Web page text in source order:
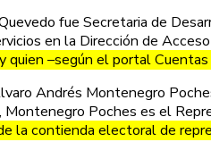
fue Secretaria de
en la Dirección de
–según el portal
Andrés Montenegro
Poches es el
la contienda electoral de